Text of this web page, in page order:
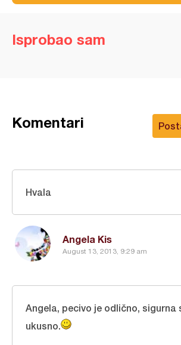
Isprobao sam
Komentari
Angela Kis
August 13, 2013, 9:29 am
Hvala
Angela, pecivo je odlično, sigurna
ukusno.